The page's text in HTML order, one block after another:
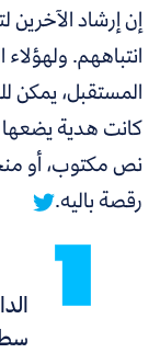
إن إرشاد
انتباههم.
المستقبل،يمكن
كانت هدية يضعها
نص مكتوب، أو
رقصة باليه.